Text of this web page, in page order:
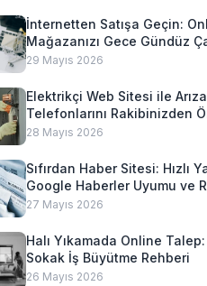
İnternetten Satışa Geçin:
Mağazanızı Gece Gündüz
29 Mayıs 2026
Elektrikçi Web Sitesi ile Arıza
Telefonlarını Rakibinizden
28 Mayıs 2026
Sıfırdan Haber Sitesi: Hızlı
Google Haberler Uyumu ve
Geliri
27 Mayıs 2026
Halı Yıkamada Online
Sokak İş Büyütme Rehberi
26 Mayıs 2026